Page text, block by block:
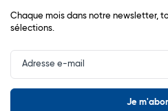
Chaque mois dans notre newsletter,
sélections.
Input
Newsletter